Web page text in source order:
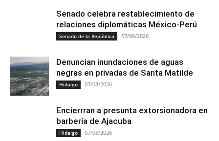
Senado celebra restablecimiento de
relaciones diplomáticas México-Perú
Senado de la República 07/08/2026
Denuncian inundaciones de aguas
negras en privadas de Santa Matilde
Hidalgo 07/08/2026
Encierrran a presunta extorsionadora en
barbería de Ajacuba
Hidalgo 07/08/2026